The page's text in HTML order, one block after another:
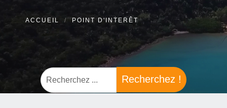
ACCUEIL POINT D'INTERÊT
Recherchez !